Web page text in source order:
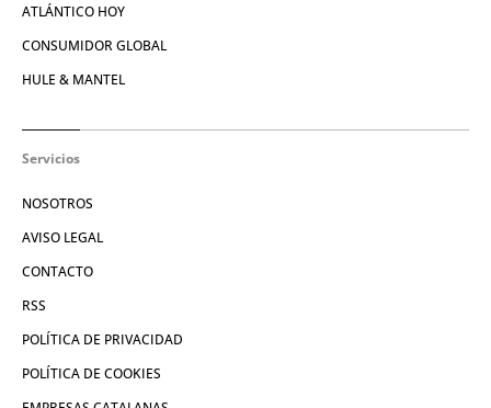
ATLÁNTICO HOY
CONSUMIDOR GLOBAL
HULE & MANTEL
Servicios
NOSOTROS
AVISO LEGAL
CONTACTO
RSS
POLÍTICA DE PRIVACIDAD
POLÍTICA DE COOKIES